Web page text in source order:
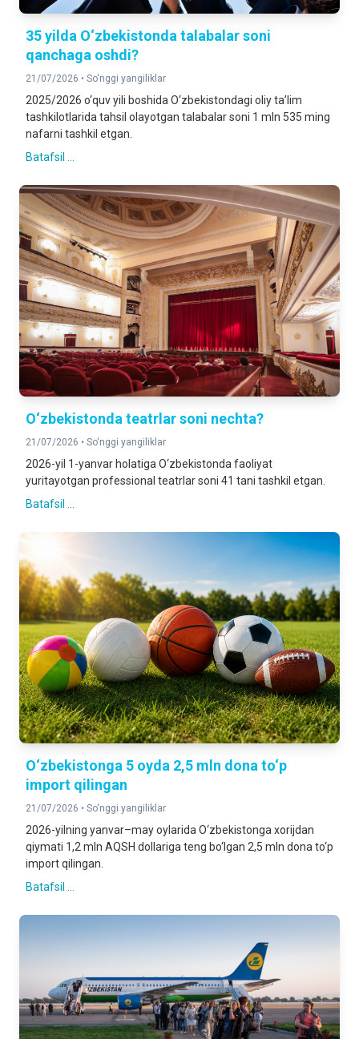
35 yilda O‘zbekistonda talabalar soni
qanchaga oshdi?
21/07/2026 • So‘nggi yangiliklar
2025/2026 o‘quv yili boshida O‘zbekistondagi oliy ta’lim
tashkilotlarida tahsil olayotgan talabalar soni 1 mln 535 ming
nafarni tashkil etgan.
Batafsil ...
O‘zbekistonda teatrlar soni nechta?
21/07/2026 • So‘nggi yangiliklar
2026-yil 1-yanvar holatiga O‘zbekistonda faoliyat
yuritayotgan professional teatrlar soni 41 tani tashkil etgan.
Batafsil ...
O‘zbekistonga 5 oyda 2,5 mln dona to‘p
import qilingan
21/07/2026 • So‘nggi yangiliklar
2026-yilning yanvar–may oylarida O‘zbekistonga xorijdan
qiymati 1,2 mln AQSH dollariga teng bo‘lgan 2,5 mln dona to‘p
import qilingan.
Batafsil ...